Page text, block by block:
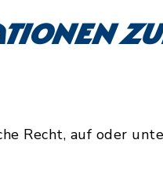
Recht, auf oder